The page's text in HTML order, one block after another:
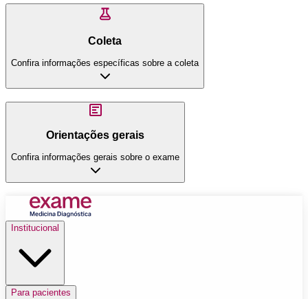
Coleta
Confira informações específicas sobre a coleta
Orientações gerais
Confira informações gerais sobre o exame
Institucional
Para pacientes